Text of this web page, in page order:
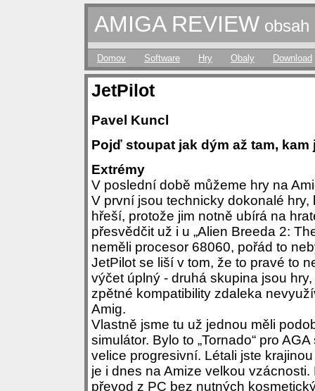
AMIGA REVIEW obsah
Domov Software Hry Obaly Download
JetPilot
Pavel Kuncl
Pojď stoupat jak dým až tam, kam
Extrémy
V poslední době můžeme hry na
V první jsou technicky dokonalé
hřeší, protože jim notně ubírá na
přesvědčit už i u „Alien Breeda 2:
neměli procesor 68060, pořád to
JetPilot se liší v tom, že to pravé to
výčet úplný - druhá skupina jsou
zpětné kompatibility zdaleka
Amig.
Vlastně jsme tu už jednou měli
simulátor. Bylo to „Tornado“ pro
velice progresivní. Létali jste
je i dnes na Amize velkou
převod z PC bez nutných